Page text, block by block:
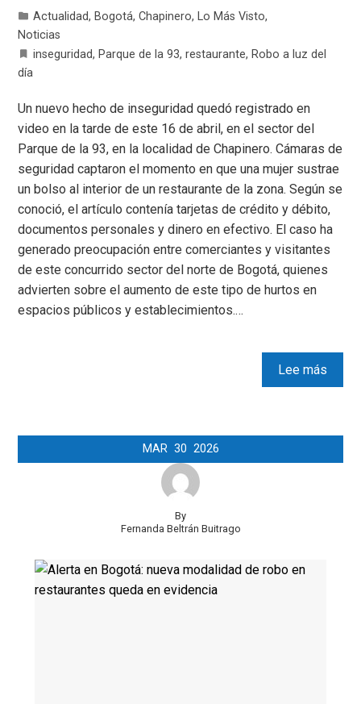
Actualidad, Bogotá,Chapinero, Lo Más Visto,
Noticias
inseguridad, Parque de la 93,restaurante, Robo a luz del
día
Un nuevo hecho de inseguridad quedó registrado en
video en la tarde de este 16 de abril, en el sector del
Parque de la 93, en la localidad de Chapinero. Cámaras de
seguridad captaron el momento en que una mujer sustrae
un bolso al interior de un restaurante de la zona. Según se
conoció, el artículo contenía tarjetas de crédito y débito,
documentos personales y dinero en efectivo. El caso ha
generado preocupación entre comerciantes y visitantes
de este concurrido sector del norte de Bogotá, quienes
advierten sobre el aumento de este tipo de hurtos en
espacios públicos y establecimientos.…
Lee más
MAR 30 2026
By
Fernanda Beltrán Buitrago